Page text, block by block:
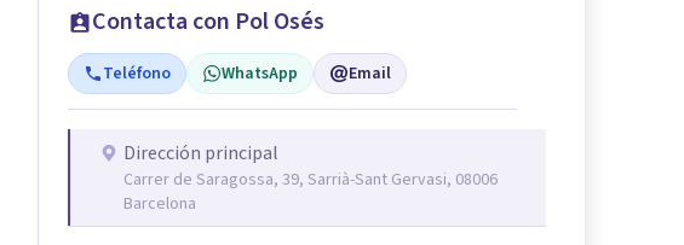
Contacta con Pol Osés
Teléfono WhatsApp Email
Dirección principal
Carrer de Saragossa, 39, Sarrià-Sant Gervasi, 08006
Barcelona